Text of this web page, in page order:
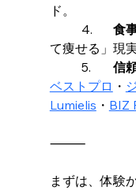
ド。
食
て痩せる」現
信
ベストプロ ・
Lumielis ・ BIZ
⸻
まずは、体験